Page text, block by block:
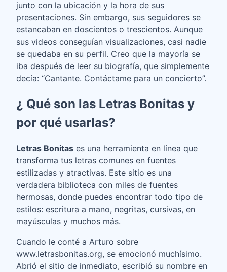
junto con la ubicación y la hora de sus
presentaciones. Sin embargo, sus seguidores se
estancaban en doscientos o trescientos. Aunque
sus videos conseguían visualizaciones, casi nadie
se quedaba en su perfil. Creo que la mayoría se
iba después de leer su biografía, que simplemente
decía: “Cantante. Contáctame para un concierto”.
¿ Qué son las Letras Bonitas y
por qué usarlas?
Letras Bonitas es una herramienta en línea que
transforma tus letras comunes en fuentes
estilizadas y atractivas. Este sitio es una
verdadera biblioteca con miles de fuentes
hermosas, donde puedes encontrar todo tipo de
estilos: escritura a mano, negritas, cursivas, en
mayúsculas y muchos más.
Cuando le conté a Arturo sobre
www.letrasbonitas.org, se emocionó muchísimo.
Abrió el sitio de inmediato, escribió su nombre en